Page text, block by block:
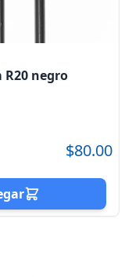
R20 negro
$80.00